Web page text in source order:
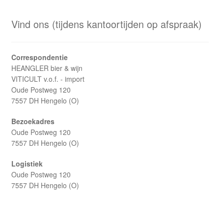
Vind ons (tijdens kantoortijden op afspraak)
Correspondentie
HEANGLER bier & wijn
VITICULT v.o.f. - import
Oude Postweg 120
7557 DH Hengelo (O)
Bezoekadres
Oude Postweg 120
7557 DH Hengelo (O)
Logistiek
Oude Postweg 120
7557 DH Hengelo (O)